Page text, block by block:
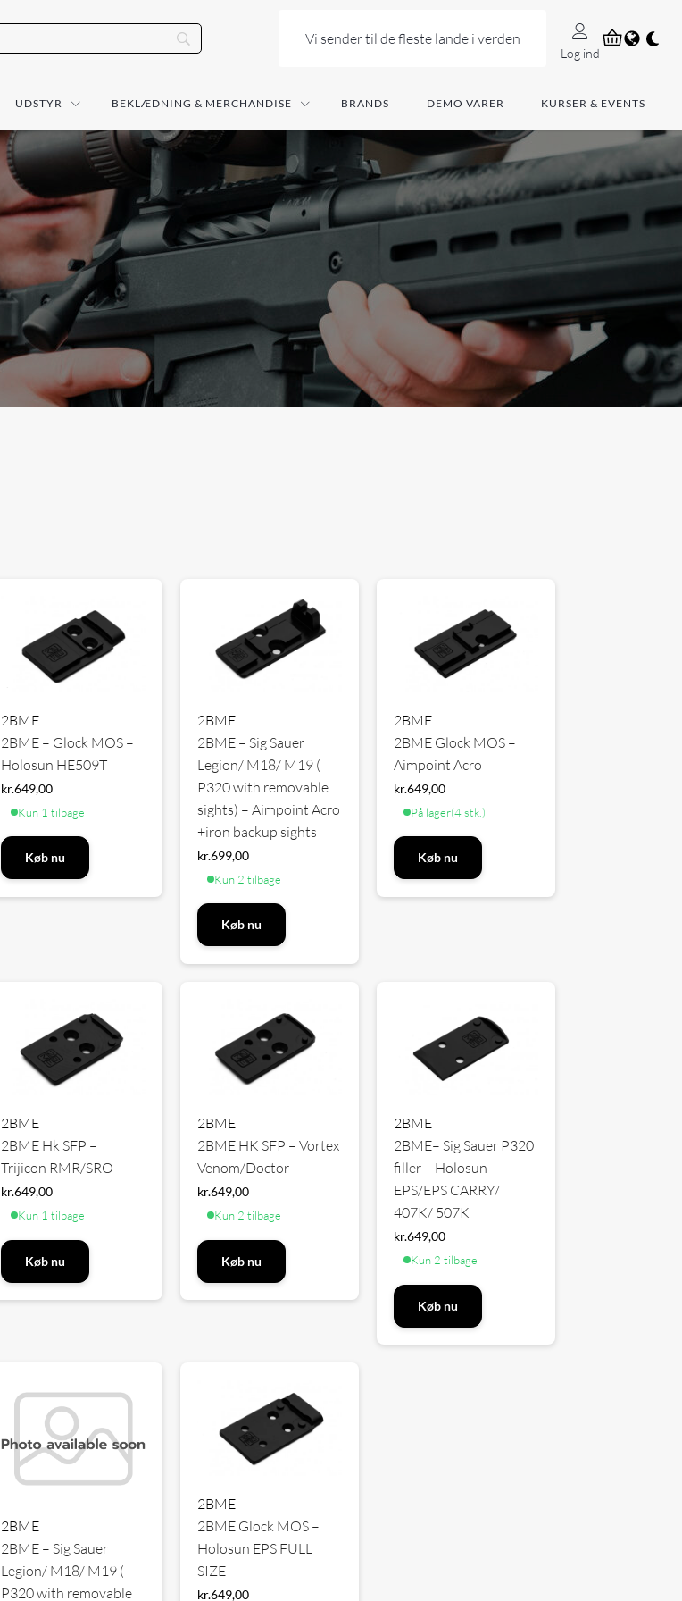
Vi sender til de fleste lande i verden
Log ind
UDSTYR BEKLÆDNING & MERCHANDISE BRANDS DEMO VARER KURSER & EVENTS
2BME
2BME – Glock MOS –
Holosun HE509T
kr.649,00
Kun 1 tilbage
Køb nu
2BME
2BME – Sig Sauer
Legion/ M18/ M19 (
P320 with removable
sights) – Aimpoint Acro
+iron backup sights
kr.699,00
Kun 2 tilbage
Køb nu
2BME
2BME Glock MOS –
Aimpoint Acro
kr.649,00
På lager(4 stk.)
Køb nu
2BME
2BME Hk SFP –
Trijicon RMR/SRO
kr.649,00
Kun 1 tilbage
Køb nu
2BME
2BME HK SFP – Vortex
Venom/Doctor
kr.649,00
Kun 2 tilbage
Køb nu
2BME
2BME– Sig Sauer P320
filler – Holosun
EPS/EPS CARRY/
407K/ 507K
kr.649,00
Kun 2 tilbage
Køb nu
2BME
2BME – Sig Sauer
Legion/ M18/ M19 (
P320 with removable
2BME
2BME Glock MOS –
Holosun EPS FULL
SIZE
kr.649,00